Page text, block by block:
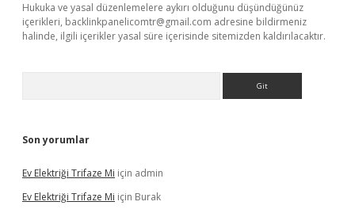
Hukuka ve yasal düzenlemelere aykırı olduğunu düşündüğünüz
içerikleri, backlinkpanelicomtr@gmail.com adresine bildirmeniz
halinde, ilgili içerikler yasal süre içerisinde sitemizden kaldırılacaktır.
Son yorumlar
Ev Elektriği Trifaze Mi için admin
Ev Elektriği Trifaze Mi için Burak